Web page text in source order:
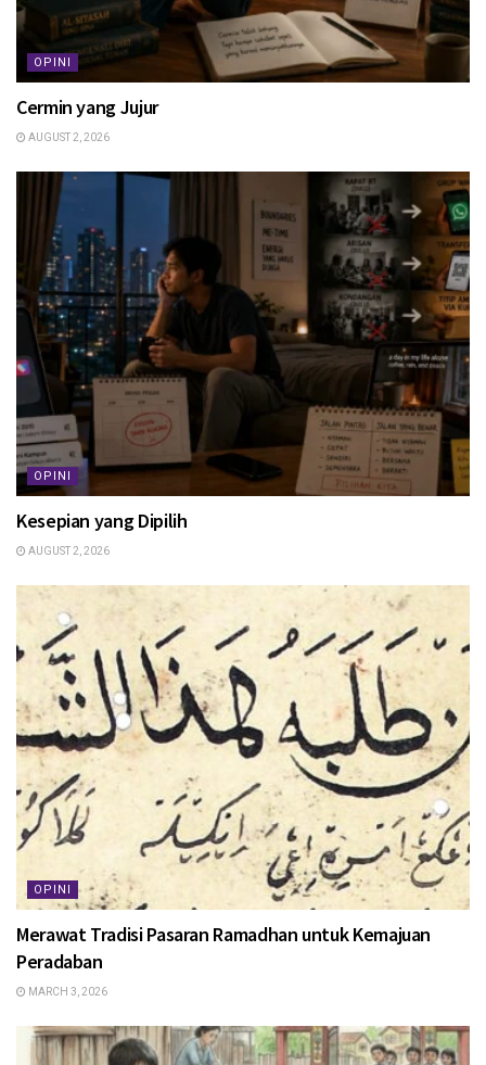
OPINI
Cermin yang Jujur
AUGUST 2, 2026
OPINI
Kesepian yang Dipilih
AUGUST 2, 2026
OPINI
Merawat Tradisi Pasaran Ramadhan untuk Kemajuan
Peradaban
MARCH 3, 2026